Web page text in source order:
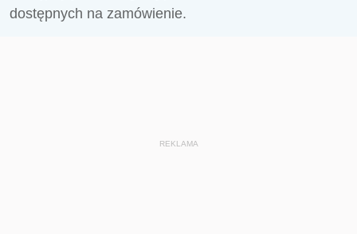
dostępnych na zamówienie.
REKLAMA